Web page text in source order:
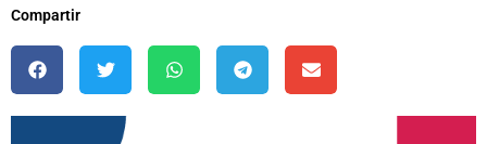
Compartir